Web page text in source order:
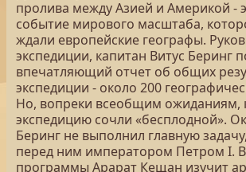
пролива между Азией и Америкой -
событие мирового масштаба,
ждали европейские географы.
экспедиции, капитан Витус Беринг
впечатляющий отчет об общих
экспедиции - около 200
Но, вопреки всеобщим ожиданиям,
экспедицию сочли «бесплодной».
Беринг не выполнил главную
перед ним императором Петром I.
программы Арарат Кещан изучит